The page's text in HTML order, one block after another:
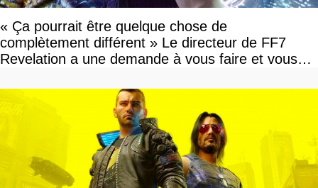
« Ça pourrait être quelque chose de
complètement différent » Le directeur de FF7
Revelation a une demande à vous faire et vous